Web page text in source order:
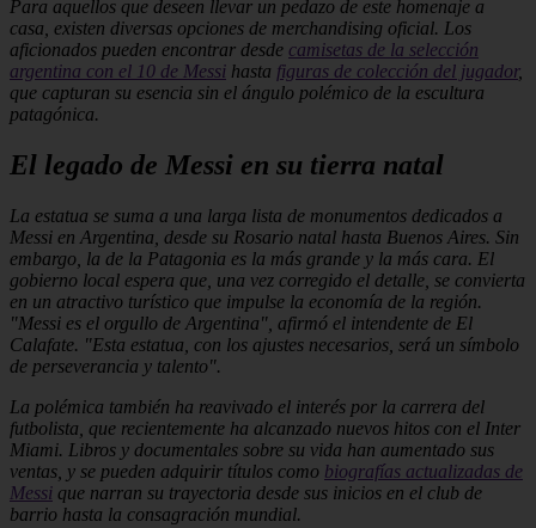
Para aquellos que deseen llevar un pedazo de este homenaje a
casa, existen diversas opciones de merchandising oficial. Los
aficionados pueden encontrar desde camisetas de la selección
argentina con el 10 de Messi hasta figuras de colección del jugador,
que capturan su esencia sin el ángulo polémico de la escultura
patagónica.
El legado de Messi en su tierra natal
La estatua se suma a una larga lista de monumentos dedicados a
Messi en Argentina, desde su Rosario natal hasta Buenos Aires. Sin
embargo, la de la Patagonia es la más grande y la más cara. El
gobierno local espera que, una vez corregido el detalle, se convierta
en un atractivo turístico que impulse la economía de la región.
"Messi es el orgullo de Argentina", afirmó el intendente de El
Calafate. "Esta estatua, con los ajustes necesarios, será un símbolo
de perseverancia y talento".
La polémica también ha reavivado el interés por la carrera del
futbolista, que recientemente ha alcanzado nuevos hitos con el Inter
Miami. Libros y documentales sobre su vida han aumentado sus
ventas, y se pueden adquirir títulos como biografías actualizadas de
Messi que narran su trayectoria desde sus inicios en el club de
barrio hasta la consagración mundial.